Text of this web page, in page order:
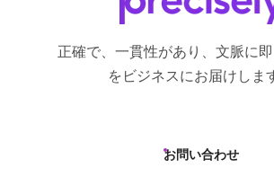
正確で、一貫性があり、文脈に
をビジネスにお届けしま
お問い合わせ